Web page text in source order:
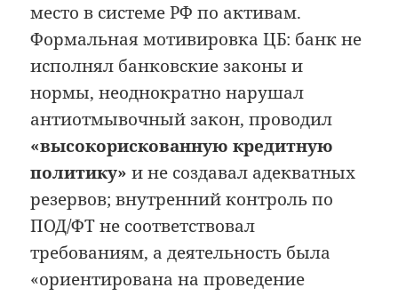
место в системе РФ по активам.
Формальная мотивировка ЦБ: банк не
исполнял банковские законы и
нормы, неоднократно нарушал
антиотмывочный закон, проводил
«высокорискованную кредитную
политику» и не создавал адекватных
резервов; внутренний контроль по
ПОД/ФТ не соответствовал
требованиям, а деятельность была
«ориентирована на проведение